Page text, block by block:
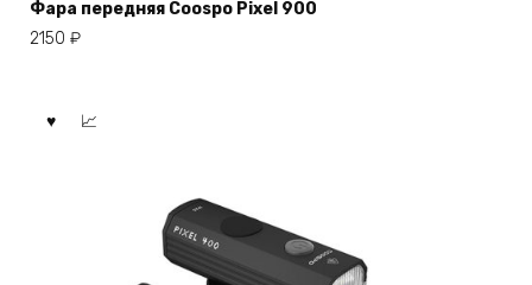
Фара передняя Coospo Pixel 900
2150 ₽